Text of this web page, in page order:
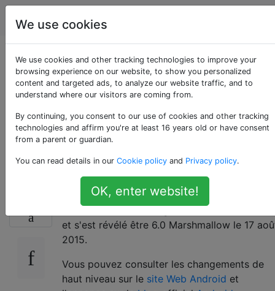
Android
Quand mon appareil
recevra-t-il la mise à
jour Android 6.0
(Marshmallow)?
Android "M" a été officiellement annoncé lors
de la conférence Google I / O le 28 mai 2015
et s'est révélé être 6.0 Marshmallow le 17
2015.
Vous pouvez consulter les changements de
haut niveau sur le site Web Android et
We use cookies
We use cookies and other tracking technologies to improve your
browsing experience on our website, to show you personalized
content and targeted ads, to analyze our website traffic, and to
understand where our visitors are coming from.
By continuing, you consent to our use of cookies and other tracking
technologies and affirm you're at least 16 years old or have consent
from a parent or guardian.
You can read details in our Cookie policy and Privacy policy.
OK, enter website!